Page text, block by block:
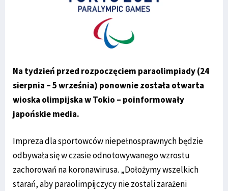
Na tydzień przed rozpoczęciem paraolimpiady (24
sierpnia – 5 września) ponownie została otwarta
wioska olimpijska w Tokio – poinformowały
japońskie media.
Impreza dla sportowców niepełnosprawnych będzie
odbywała się w czasie odnotowywanego wzrostu
zachorowań na koronawirusa. „Dołożymy wszelkich
starań, aby paraolimpijczycy nie zostali zarażeni